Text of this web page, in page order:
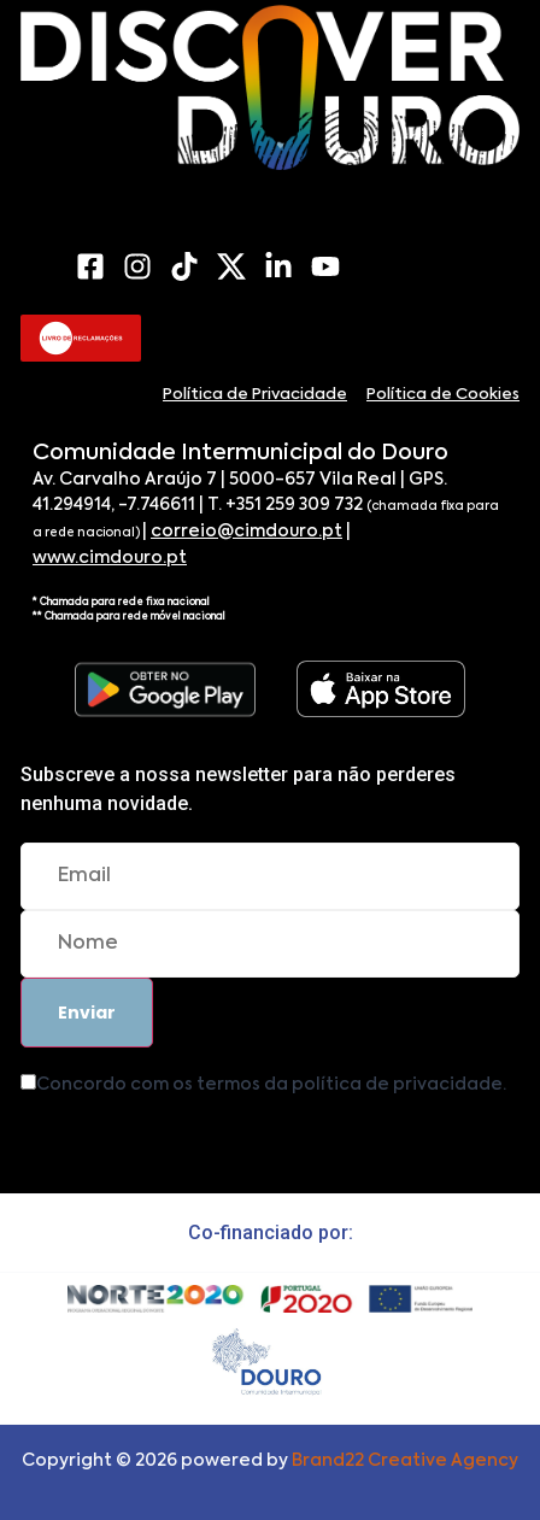
Política de Privacidade Política de Cookies
Comunidade Intermunicipal do Douro
Av. Carvalho Araújo 7 | 5000-657 Vila Real | GPS.
41.294914, -7.746611 | T. +351 259 309 732 (chamada fixa para
a rede nacional) correio@cimdouro.pt
www.cimdouro.pt
* Chamada para rede fixa nacional
** Chamada para rede móvel nacional
Subscreve a nossa newsletter para não perderes
nenhuma novidade.
Concordo com os termos da política de privacidade.
Co-financiado por:
Copyright © 2026 powered by Brand22 Creative Agency